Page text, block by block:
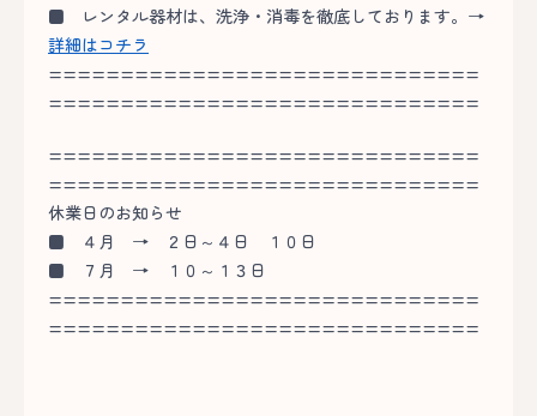
■ レンタル器材は、洗浄・消毒を徹底しております。→
詳細はコチラ
==============================
==============================
==============================
==============================
休業日のお知らせ
■ ４月 → ２日～４日 １０日
■ ７月 → １０～１３日
==============================
==============================